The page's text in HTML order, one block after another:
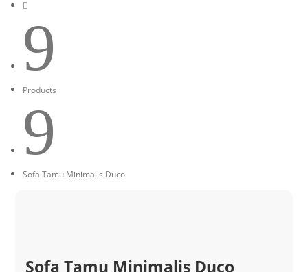

9
Products
9
Sofa Tamu Minimalis Duco
Sofa Tamu Minimalis Duco